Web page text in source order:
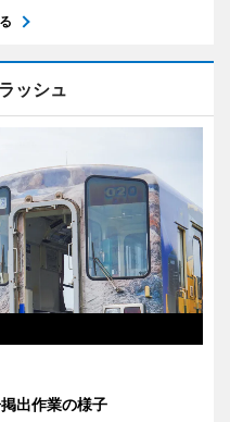
ッシュ
出作業の様子